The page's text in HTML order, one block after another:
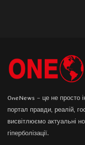
OneNews – це не просто
портал правди, реалій,
висвітлюємо актуальні
гіперболізації.